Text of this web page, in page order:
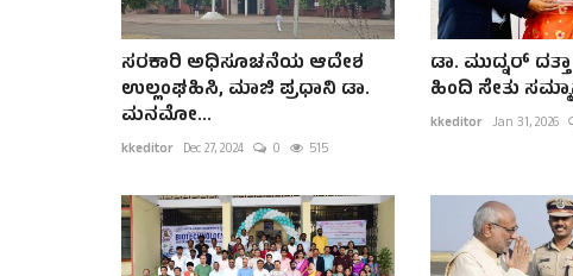
ಸರಕಾರಿ ಅಧಿಸೂಚನೆಯ ಆದೇಶ
ಉಲ್ಲಂಘಹಿಸಿ, ಮಾಜಿ ಪ್ರಧಾನಿ ಡಾ.
ಮನಮೋ...
kkeditor Dec 27, 2024 0 515
ಡಾ. ಮುದ್ನರ್
ಹಿಂದಿ ಸೇತು
kkeditor Jan 31, 2026